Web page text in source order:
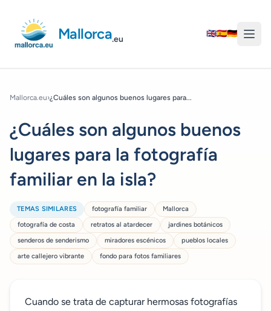
Mallorca.eu
🇬🇧🇪🇸🇩🇪
Mallorca.eu›¿Cuáles son algunos buenos lugares para...
¿Cuáles son algunos buenos
lugares para la fotografía
familiar en la isla?
TEMAS SIMILARES fotografía familiar
Mallorca
fotografía de costa
retratos al atardecer
jardines botánicos
senderos de senderismo
miradores escénicos
pueblos locales
arte callejero vibrante
fondo para fotos familiares
Cuando se trata de capturar hermosas fotografías